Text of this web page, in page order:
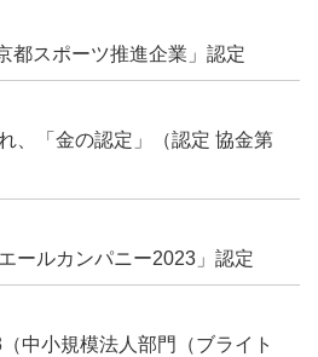
都スポーツ推進企業」認定
、「金の認定」（認定 協金第
ールカンパニー2023」認定
中小規模法人部門（ブライト